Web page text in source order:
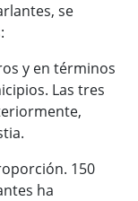
se
y en términos
Las tres
150
ha